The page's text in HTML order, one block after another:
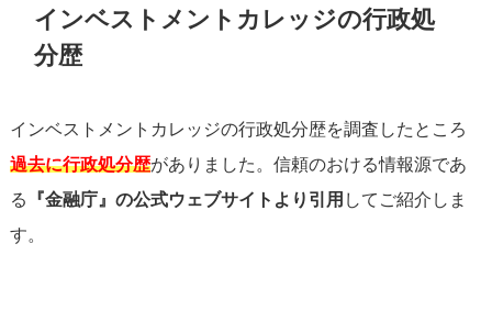
インベストメントカレッジの行政処
分歴
インベストメントカレッジの行政処分歴を調査したところ
過去に行政処分歴がありました。信頼のおける情報源であ
る
『金融庁』の公式ウェブサイトより引用 してご紹介しま
す。